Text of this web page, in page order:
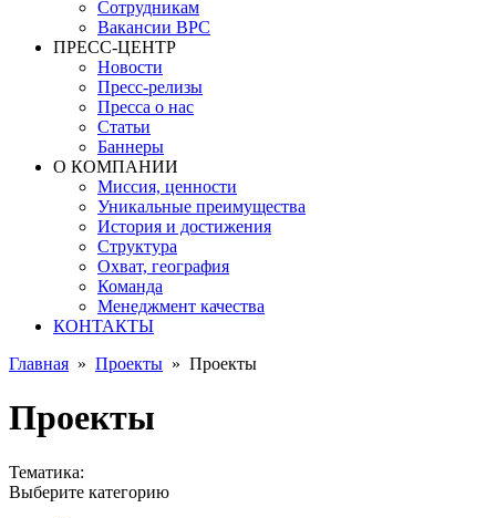
Сотрудникам
Вакансии BPC
ПРЕСС-ЦЕНТР
Новости
Пресс-релизы
Пресса о нас
Статьи
Баннеры
О КОМПАНИИ
Миссия, ценности
Уникальные преимущества
История и достижения
Структура
Охват, география
Команда
Менеджмент качества
КОНТАКТЫ
Главная » Проекты » Проекты
Проекты
Тематика:
Выберите категорию